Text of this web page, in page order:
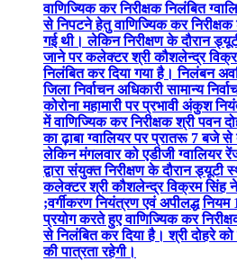
वाणिज्यिक कर निरीक्षक निलंबित
से निपटने हेतु वाणिज्यिक कर
गई थी। लेकिन निरीक्षण के दौरान
जाने पर कलेक्टर श्री कौशलेन्द्र
निलंबित कर दिया गया है। निलंबन
जिला निर्वाचन अधिकारी सामान्य
कोरोना महामारी पर प्रभावी अंकुश
में वाणिज्यिक कर निरीक्षक श्री पवन
का ढ़ाबा ग्वालियर पर प्रातरू 7 बजे
लेकिन मंगलवार को एडीजी ग्वालियर
द्वारा संयुक्त निरीक्षण के दौरान
कलेक्टर श्री कौशलेन्द्र विक्रम सिंह
;वर्गीकरण नियंत्रण एवं अपीलद्ध नियम
प्रयोग करते हुए वाणिज्यिक कर
से निलंबित कर दिया है। श्री दोहरे को
की पात्रता रहेगी।